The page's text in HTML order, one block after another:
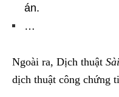
án.
…
Ngoài ra, Dịch thuật
dịch thuật công chứng